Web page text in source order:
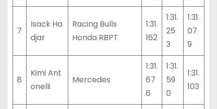
7
Isack Ha
djar
Racing Bulls
Honda RBPT
1:31.
162
1:31.
25
3
1:31.
07
9
8
Kimi Ant
onelli
Mercedes
1:31.
67
6
1:31.
59
0
1:31.
103